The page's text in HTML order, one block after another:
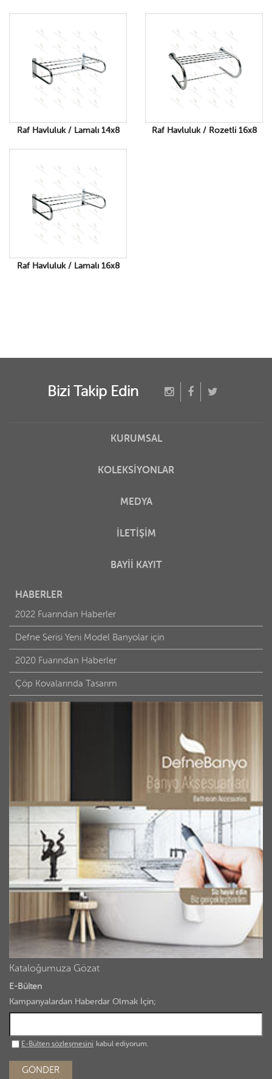
Raf Havluluk / Lamalı 14x8 Raf Havluluk / Rozetli 16x8
Raf Havluluk / Lamalı 16x8
Bizi Takip Edin
KURUMSAL
KOLEKSİYONLAR
MEDYA
İLETİŞİM
BAYİİ KAYIT
HABERLER
2022 Fuarından Haberler
Defne Serisi Yeni Model Banyolar için
2020 Fuarından Haberler
Çöp Kovalarında Tasarım
Kataloğumuza Gözat
E-Bülten
Kampanyalardan Haberdar Olmak İçin;
E-Bülten sözleşmesini kabul ediyorum.
GÖNDER